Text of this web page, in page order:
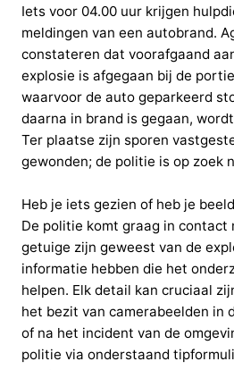
Iets voor 04.00 uur krijgen
meldingen van een autobrand.
constateren dat voorafgaand
explosie is afgegaan bij de
waarvoor de auto geparkeerd
daarna in brand is gegaan,
Ter plaatse zijn sporen
gewonden; de politie is op zoek
Heb je iets gezien of heb je
De politie komt graag in contact
getuige zijn geweest van de
informatie hebben die het
helpen. Elk detail kan cruciaal
het bezit van camerabeelden in
of na het incident van de
politie via onderstaand